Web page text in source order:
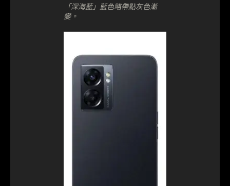
「深海藍」藍色略帶點灰色漸
變。